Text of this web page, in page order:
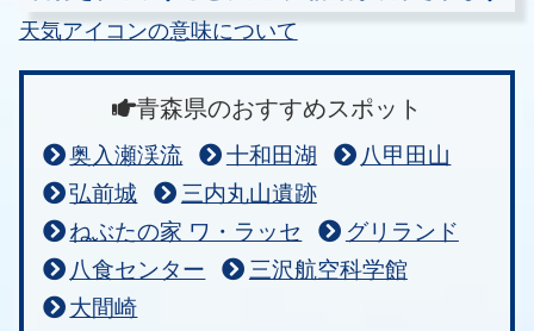
天気アイコンの意味について
青森県のおすすめスポット
奥入瀬渓流 十和田湖
八甲田山
弘前城
三内丸山遺跡
ねぶたの家 ワ・ラッセ
グリランド
八食センター
三沢航空科学館
大間崎